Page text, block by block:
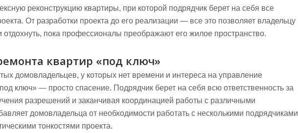
реконструкцию квартиры, при которой подрядчик берет на себя все
От разработки проекта до его реализации — все это позволяет владельцу
отдохнуть, пока профессионалы преображают его жилое пространство.
квартир «под ключ»
домовладельцев, у которых нет времени и интереса на управление
ключ» — просто спасение. Подрядчик берет на себя всю ответственность за
разрешений и заканчивая координацией работы с различными
домовладельца от необходимости работать с несколькими подрядчиками
тонкостями проекта.